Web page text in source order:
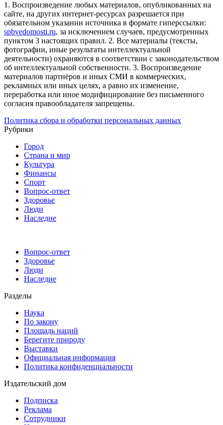
1. Воспроизведение любых материалов, опубликованных на
сайте, на других интернет-ресурсах разрешается при
обязательном указании источника в формате гиперссылки:
spbvedomosti.ru, за исключением случаев, предусмотренных
пунктом 3 настоящих правил. 2. Все материалы (тексты,
фотографии, иные результаты интеллектуальной
деятельности) охраняются в соответствии с законодательством
об интеллектуальной собственности. 3. Воспроизведение
материалов партнёров и иных СМИ в коммерческих,
рекламных или иных целях, а равно их изменение,
переработка или иное модифицирование без письменного
согласия правообладателя запрещены.
Политика сбора и обработки персональных данных
Рубрики
Город
Страна и мир
Культура
Финансы
Спорт
Вопрос-ответ
Здоровье
Люди
Наследие
Вопрос-ответ
Здоровье
Люди
Наследие
Разделы
Наука
По закону
Площадь наций
Берегите природу
Выставки
Официальная информация
Политика конфиденциальности
Издательский дом
Подписка
Реклама
Сотрудники